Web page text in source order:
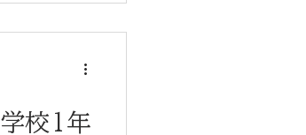
校1年